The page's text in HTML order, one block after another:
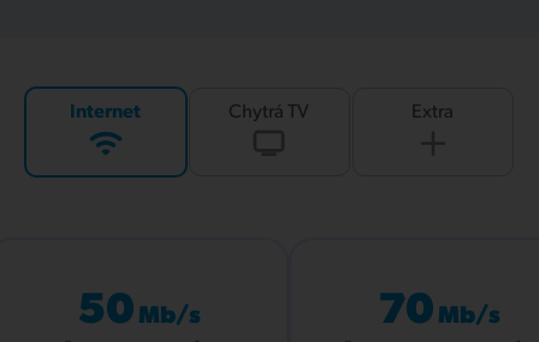
Internet Chytrá TV Extra
50 Mb/s 70 Mb/s